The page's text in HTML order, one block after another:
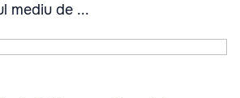
mediu de ...